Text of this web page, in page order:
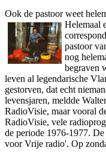
Ook de pastoor weet
Helemaal
pastoor
nog
begraven
leven al legendarische
gestorven, dat echt
levensjaren, meldde
RadioVisie, maar vooral
RadioVisie, vele
de periode 1976-1977. De
voor Vrije radio'. Op